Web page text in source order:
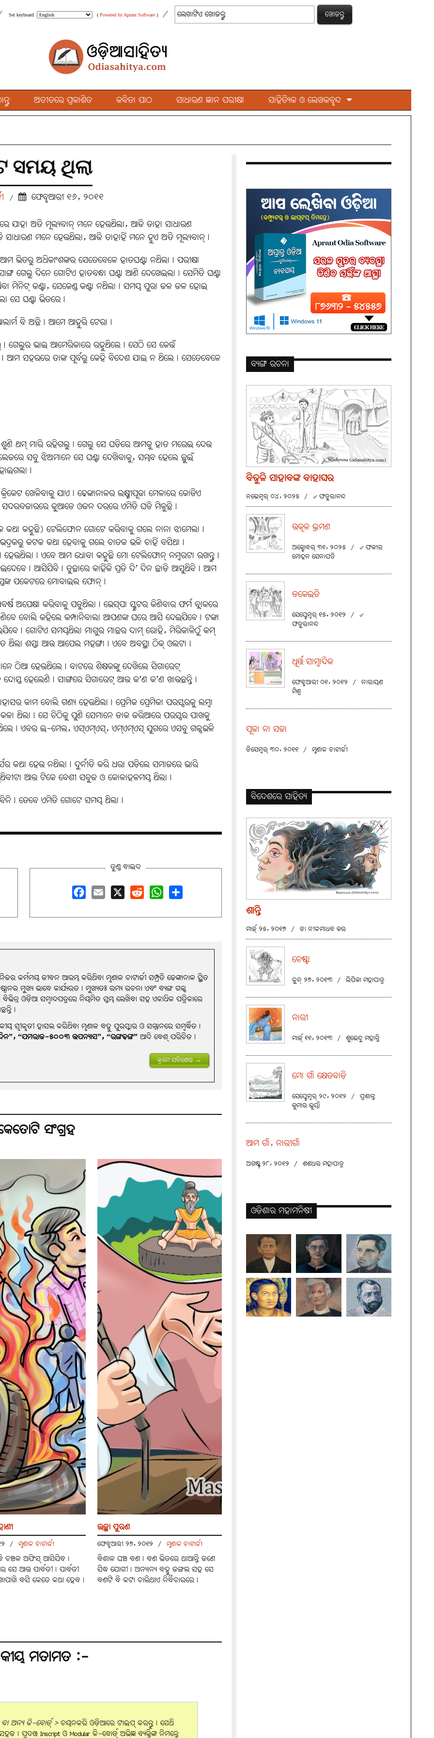
Set keyboard ( Powered by Aprant Software) / ଖୋଜନ୍ତୁ
ଅତୀତରେ ପ୍ରକାଶିତ କବିତା ପାଠ ସାଧାରଣ ଜ୍ଞାନ ପରୀକ୍ଷା ସାହିତ୍ୟିକ ଓ ଲେଖକବୃନ୍ଦ
ସମୟ ଥିଲା
/
ଫେବୃଆରୀ ୧୬, ୨୦୧୧
ଅତି ମୂଲ୍ୟବାନ୍‌ ମନେ ହେଉଥିଲା, ଆଜି ତାହା ସାଧାରଣ
ମନେ ହେଉଥିଲା, ଆଜି ତାହାହିଁ ମନେ ହୁଏ ଅତି ମୂଲ୍ୟବାନ୍।
ଅଧିକାଂଶଙ୍କର ସେତେବେଳେ ହାତଘଣ୍ଟା ନଥିଲା। ପରୀକ୍ଷା
ଗେଲୁ ଦିନେ ଗୋଟିଏ ହାତବନ୍ଧା ଘଣ୍ଟା ଆଣି ଦେଖେଇଲା। ସେମିତି ଘଣ୍ଟା
କଣ୍ଟା, ସେକେଣ୍ଡ କଣ୍ଟା ନଥିଲା। ସମୟ ପୁରା ଜଳ ଜଳ ହୋଇ
ଘଣ୍ଟା ଭିତରେ।
ବି ଅଛି। ଆମେ ଆହୁରି ଟେରା।
ଗେଲୁର ଭାଇ ଆମେରିକାରେ ରହୁଥିଲେ। ସେଠି ସେ କେଉଁ
ଆମ ସହରରେ ତାଙ୍କ ପୂର୍ବରୁ କେହି ବିଦେଶ ଯାଇ ନ ଥିଲେ। ସେତେବେଳେ
ଶୁଣି ଥମ୍‌ ମାରି ରହିଗଲୁ। ଗେଲୁ ସେ ଘଡ଼ିରେ ଆମକୁ ହାତ ମରେଇ ଦେଉ
ସବୁ ଝିଅମାନେ ସେ ଘଣ୍ଟା ଦେଖିବାକୁ, ସମ୍ଭବ ହେଲେ ଛୁଇଁ
ଖେଳିବାକୁ ଯାଏ। ଢେଙ୍କାନାଳର ଲକ୍ଷ୍ମୀପୂଜା ମେଳାରେ କୋଡିଏ
ସଦରବଜାରରେ କୁଆଡେ ଓଜନ ଦରରେ ଏମିତି ଘଡି ମିଳୁଛି।
କହୁଛି) ଟେଲିଫୋନ ଗୋଟେ କରିବାକୁ ଗଲେ ନାନା ଝାମେଲା।
କଟକ କଥା ହେବାକୁ ଗଲେ ଚାତକ ଭଳି ଚାହିଁ ବସିଥା।
ଏବେ ଆମ ଧୋବା କହୁଛି ମୋ ଟେଲିଫୋନ୍‌ ନମ୍ବରଟା ରଖନ୍ତୁ।
ଆସିଯିବି। ତୁଛାରେ କାହିଁକି ପ୍ରତି ଦି’ ଦିନ ଛାଡ଼ି ଆସୁଥିବି। ଆମ
ପକେଟରେ ମୋବାଇଲ ଫୋନ୍‌।
ଅପେକ୍ଷା କରିବାକୁ ପଡୁଥିଲା। ଭେସ୍‌ପା ସ୍କୁଟର କିଣିବାର ଫର୍ମ ବ୍ଲାକରେ
ବୋଲି କହିଲେ କମ୍ପାନିବାଲା ଆପଣଙ୍କ ଘରେ ଆସି ଦେଇଯିବେ। ଟଙ୍କା
ଗୋଟିଏ ସମୟଥିଲା ମାଗୁର ମାଛର ଦାମ୍‌ ରୋହି, ମିରିକାଳିଠୁଁ କମ୍‌
ଶସ୍ତା ଆଉ ଆପେଲ ମହଙ୍ଗା। ଏବେ ଅବସ୍ଥା ଠିକ୍ ଓଲଟା।
ଠିଆ ହେଉଥିଲେ। ବାଟରେ ଶିକ୍ଷକଙ୍କୁ ଦେଖିଲେ ସିଗାରେଟ୍‌
ହେଲେଣି। ସାଙ୍ଗରେ ସିଗାରେଟ୍ ଆଉ କ’ଣ କ’ଣ ଖାଉଛନ୍ତି।
କାମ ବୋଲି ଗଣ୍ୟ ହେଉଥିଲା। ପ୍ରେମିକ ପ୍ରେମିକା ପରସ୍ପରକୁ ଲମ୍ବା
ଥିଲା। ସେ ଚିଠିକୁ ପୁଣି ସେମାନେ ଡାକ ଜରିଆରେ ପରସ୍ପର ପାଖକୁ
ଏବର ଇ-ମେଲ, ଏସ୍‌ଏମ୍‌ଏସ୍‌, ଏମ୍‌ଏମ୍‌ଏସ୍‌ ଯୁଗରେ ଏସବୁ ଗଳ୍ପଭଳି
କଥା ହେଉ ନଥିଲା। ଦୁର୍ନୀତି କରି ଧରା ପଡ଼ିଲେ ସମାଜରେ ଭାରି
ଆଉ ଟିକେ ବେଶୀ ସବୁଜ ଓ କୋଳାହଳମୟ ଥିଲା।
ତେବେ ଏମିତି ଗୋଟେ ସମୟ ଥିଲା।
ତୁଣ୍ଡ ବାଇଦ
କର୍ମମୟ ଜୀବନ ଆରମ୍ଭ କରିଥିବା ମୃଣାଳ ଚାଟାର୍ଜୀ ସମ୍ପ୍ରତି ଢେଙ୍କାନାଳ ସ୍ଥିତ
ମୁଖ୍ୟ ଭାବେ କାର୍ଯ୍ୟରତ। ମୁଖ୍ୟତଃ ରମ୍ୟ ରଚନା ଏବଂ ବ୍ୟଙ୍ଗ ଗଳ୍ପ
ଓଡ଼ିଆ ସମ୍ବାଦପତ୍ରରେ ନିୟମିତ ସ୍ତମ୍ଭ ଲେଖିବା ସହ ଏକାଧିକ ପତ୍ରିକାରେ
ସ୍ବୀକୃତୀ ହାସଲ କରିଥିବା ମୃଣାଳ ବହୁ ପୁରସ୍କାର ଓ ସମ୍ମାନରେ ସମ୍ବର୍ଦ୍ଧିତ।
“ଯମରାଜ-୫୦୦୩ ଉପନ୍ୟାସ”, “ରଙ୍ଗଢଙ୍ଗ”ଆଦି ବେଶ୍ ପରିଚିତ।
କ୍ରମେ ସବିଶେଷ →
ସଂଗ୍ରହ
/ ମୃଣାଳ ଚାଟାର୍ଜୀ
ଚଞ୍ଚଳ ଅଫିସ୍‌ ଆସିଯିବ।
ସେ ଆଉ ପାର୍ବତୀ। ପାର୍ବତୀ
ବସି କେତେ କଥା ହେବ।
ଇଚ୍ଛା ପୁରଣ
ଫେବୃଆରୀ ୨୭, ୨୦୧୨ / ମୃଣାଳ ଚାଟାର୍ଜୀ
ବିଶାଳ ଘଞ୍ଚ ବଣ। ବଣ ଭିତରେ ଥାଆନ୍ତି ଜଣେ
ସିଦ୍ଧ ଯୋଗୀ। ଅନ୍ୟାନ୍ୟ ବହୁ ଜଙ୍ଗଲ ସହ ସେ
ବଣଟି ବି କଟା ଚାଲିଥାଏ ନିର୍ବିଚାରରେ।
ମତାମତ :-
ଅନ୍ୟ କି-ବୋର୍ଡ୍ >ଚୟନକରି ଓଡ଼ିଆରେ ଟାଇପ୍ କରନ୍ତୁ। ସେଥି
Inscript ଓ Modular କି-ବୋର୍ଡ୍ ଅଭିଜ୍ଞ ବ୍ୟକ୍ତିଙ୍କ ନିମନ୍ତେ
ବ୍ୟଙ୍ଗ ରଚନା
ବିଜୁଳି ସାହାବଙ୍କ ବାହାଘର
ନଭେମ୍ବର୍ ୦୪, ୨୦୨୫ / ୰ ଫତୁରାନନ୍ଦ
ଉତ୍କଳ ଭ୍ରମଣ
ଅକ୍ଟୋବର୍ ୩୧, ୨୦୨୫ / ୰ ଫକୀର
ମୋହନ ସେନାପତି
ଡକେଇତି
ସେପ୍ଟେମ୍ବର୍ ୧୫, ୨୦୧୨ / ୰
ଫତୁରାନନ୍ଦ
ଧୂର୍ତ୍ତ ସାମ୍ବାଦିକ
ଫେବୃଆରୀ ୦୧, ୨୦୧୨ / ନାରାୟଣ
ମିଶ୍ର
ପୂଜା ନା ସଜା
ଡିସେମ୍ବର୍ ୩୦, ୨୦୧୧ / ମୃଣାଳ ଚାଟାର୍ଜୀ
ବିଦେଶରେ ସାହିତ୍ୟ
ଶାନ୍ତି
ମାର୍ଚ୍ଚ୍ ୨୫, ୨୦୧୭ / ଡା ନୀଳମାଧବ କର
ଚେଷ୍ଟା
ଜୁନ୍ ୨୭, ୨୦୧୩ / ଲିପିକା ମହାପାତ୍ର
ନାରୀ
ମାର୍ଚ୍ଚ୍ ୧୧, ୨୦୧୩ / ଶୁଭେନ୍ଦୁ ମହାନ୍ତି
ମୋ ଗାଁ କ୍ଷେତବାଡ଼ି
ସେପ୍ଟେମ୍ବର୍ ୨୯, ୨୦୧୨ / ପ୍ରଶାନ୍ତ
କୁମାର ଭୂୟାଁ
ଆମ ଗାଁ, ନାରୀଗାଁ
ଅଗଷ୍ଟ୍ ୨୮, ୨୦୧୨ / ଶଶଧର ମହାପାତ୍ର
ଓଡ଼ିଶାର ମହାମନିଷୀ